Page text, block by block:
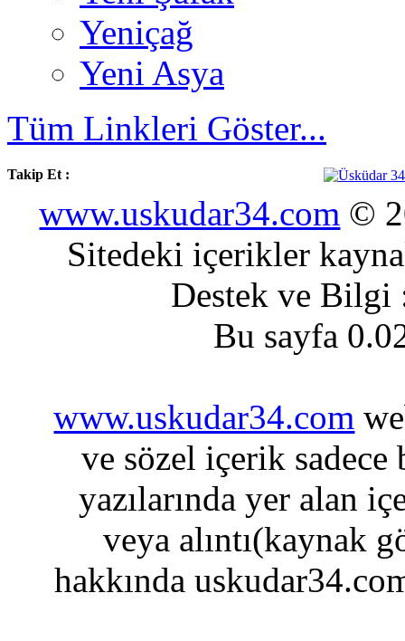
Yeniçağ
Yeni Asya
Tüm Linkleri Göster...
Takip Et :
www.uskudar34.com ©
Sitedeki içerikler
Destek ve
Bu sayfa
www.uskudar34.com
ve sözel içerik sadece
yazılarında yer alan
veya alıntı(kaynak
hakkında